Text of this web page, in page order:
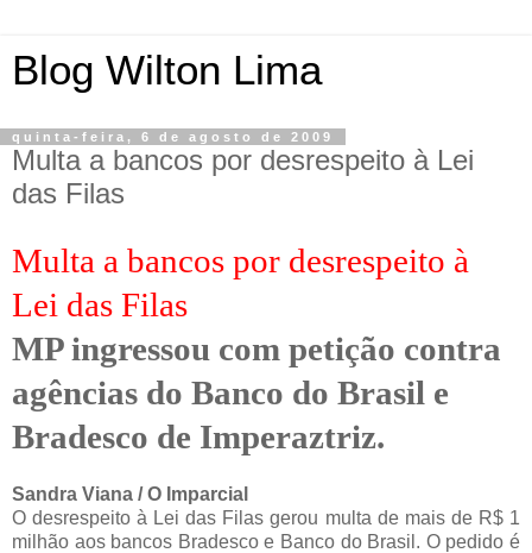
Blog Wilton Lima
quinta-feira, 6 de agosto de 2009
Multa a bancos por desrespeito à Lei
das Filas
Multa a bancos por desrespeito à
Lei das Filas
MP ingressou com petição contra
agências do Banco do Brasil e
Bradesco de Imperaztriz.
Sandra Viana / O Imparcial
O desrespeito à Lei das Filas gerou multa de mais de R$ 1
milhão aos bancos Bradesco e Banco do Brasil. O pedido é